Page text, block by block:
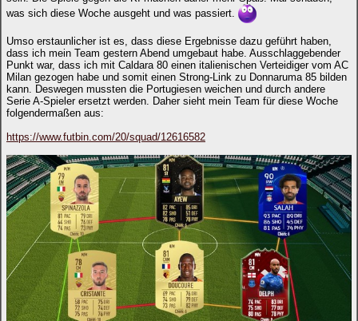
was sich diese Woche ausgeht und was passiert.
Umso erstaunlicher ist es, dass diese Ergebnisse dazu geführt haben,
dass ich mein Team gestern Abend umgebaut habe. Ausschlaggebender
Punkt war, dass ich mit Caldara 80 einen italienischen Verteidiger vom AC
Milan gezogen habe und somit einen Strong-Link zu Donnaruma 85 bilden
kann. Deswegen mussten die Portugiesen weichen und durch andere
Serie A-Spieler ersetzt werden. Daher sieht mein Team für diese Woche
folgendermaßen aus:
https://www.futbin.com/20/squad/12616582